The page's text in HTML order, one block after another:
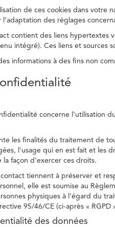
de ces cookies dans votre
l’adaptation des réglages
contient des liens hypertextes
intégré). Ces liens et sources
informations à des fins non
concerne l’utilisation
les finalités du traitement de
l'usage qui en est fait et les
la façon d'exercer ces droits.
tiennent à préserver et
elle est soumise au
physiques à l’égard du
95/46/CE (ci-après « RGPD
des données